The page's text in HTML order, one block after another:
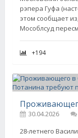
рэпера Гуфа
этом сообщает
Мособлсуд
+194
30.04.2026
28-летнего